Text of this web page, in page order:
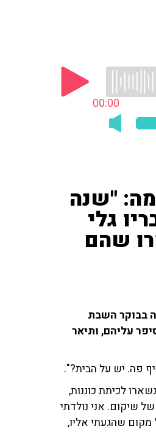
00:00
"שנה
גלי
שהם
בבוקר השבת
חמאס ואף חגגו שם את יום הולדתם ה־27. פלוס סיפר עליהם, ותיאר
פה. יש על הבית?".
לכיתת כוננות,
שיקום. אני נולדתי
מקום שהגעתי אליו,